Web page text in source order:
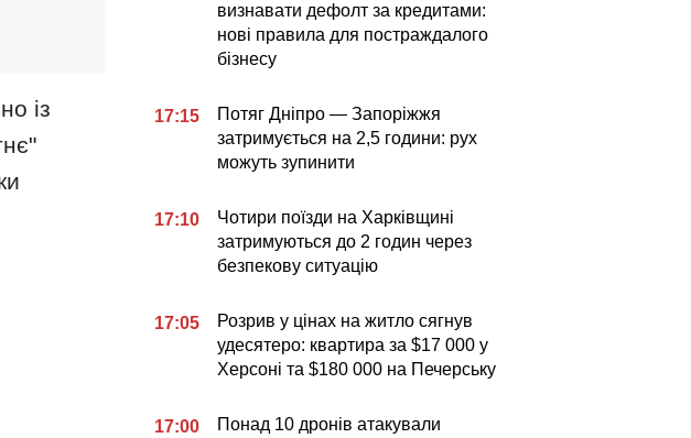
із
визнавати дефолт за кредитами:
нові правила для постраждалого
бізнесу
17:15
Потяг Дніпро — Запоріжжя
затримується на 2,5 години: рух
можуть зупинити
17:10
Чотири поїзди на Харківщині
затримуються до 2 годин через
безпекову ситуацію
17:05
Розрив у цінах на житло сягнув
удесятеро: квартира за $17 000 у
Херсоні та $180 000 на Печерську
17:00
Понад 10 дронів атакували